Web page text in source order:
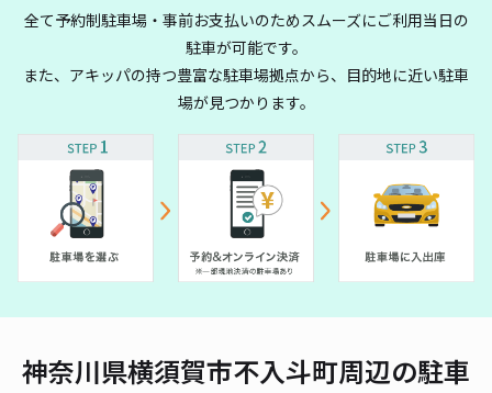
全て予約制駐車場・事前お支払いのためスムーズにご利用当日の
駐車が可能です。
また、アキッパの持つ豊富な駐車場拠点から、目的地に近い駐車
場が見つかります。
神奈川県横須賀市不入斗町周辺の駐車